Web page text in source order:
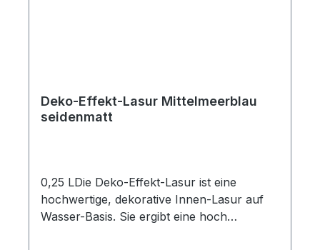
Deko-Effekt-Lasur Mittelmeerblau
seidenmatt
0,25 LDie Deko-Effekt-Lasur ist eine
hochwertige, dekorative Innen-Lasur auf
Wasser-Basis. Sie ergibt eine hoch